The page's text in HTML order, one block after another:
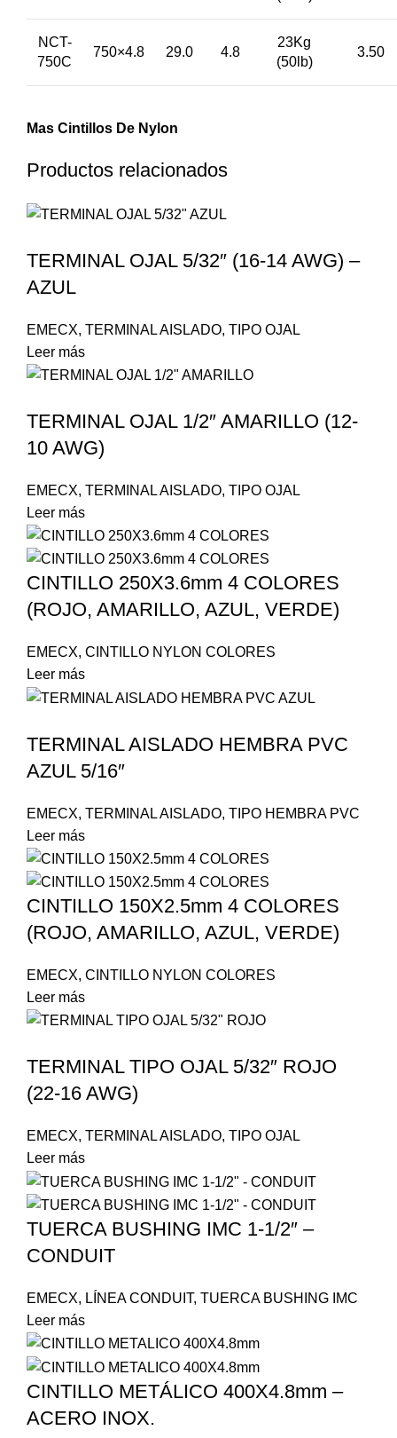
NCT-
750C
750×4.8 29.0 4.8
23Kg
(50lb)
3.50
Mas Cintillos De Nylon
Productos relacionados
TERMINAL OJAL 5/32″ (16-14 AWG) –
AZUL
EMECX, TERMINAL AISLADO, TIPO OJAL
Leer más
TERMINAL OJAL 1/2″ AMARILLO (12-
10 AWG)
EMECX, TERMINAL AISLADO, TIPO OJAL
Leer más
CINTILLO 250X3.6mm 4 COLORES
(ROJO, AMARILLO, AZUL, VERDE)
EMECX, CINTILLO NYLON COLORES
Leer más
TERMINAL AISLADO HEMBRA PVC
AZUL 5/16″
EMECX, TERMINAL AISLADO, TIPO HEMBRA PVC
Leer más
CINTILLO 150X2.5mm 4 COLORES
(ROJO, AMARILLO, AZUL, VERDE)
EMECX, CINTILLO NYLON COLORES
Leer más
TERMINAL TIPO OJAL 5/32″ ROJO
(22-16 AWG)
EMECX, TERMINAL AISLADO, TIPO OJAL
Leer más
TUERCA BUSHING IMC 1-1/2″ –
CONDUIT
EMECX, LÍNEA CONDUIT, TUERCA BUSHING IMC
Leer más
CINTILLO METÁLICO 400X4.8mm –
ACERO INOX.